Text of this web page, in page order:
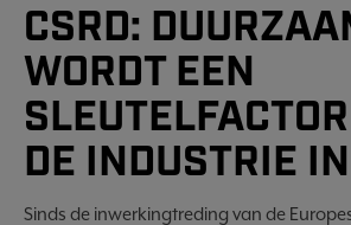
CSRD:
WORDT EEN
DE INDUSTRIE
Sinds de inwerkingtreding van de